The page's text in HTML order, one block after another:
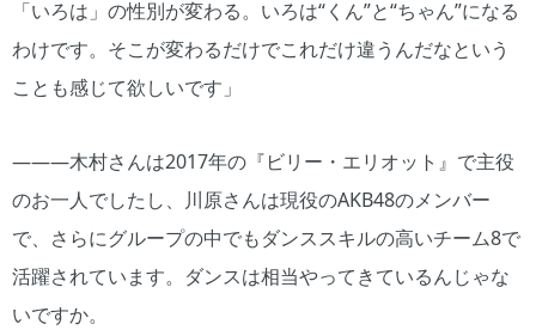
「いろは」の性別が変わる。いろは“くん”と“ちゃん”になる
わけです。そこが変わるだけでこれだけ違うんだなという
ことも感じて欲しいです」
―――木村さんは2017年の『ビリー・エリオット』で主役
のお一人でしたし、川原さんは現役のAKB48のメンバー
で、さらにグループの中でもダンススキルの高いチーム8で
活躍されています。ダンスは相当やってきているんじゃな
いですか。